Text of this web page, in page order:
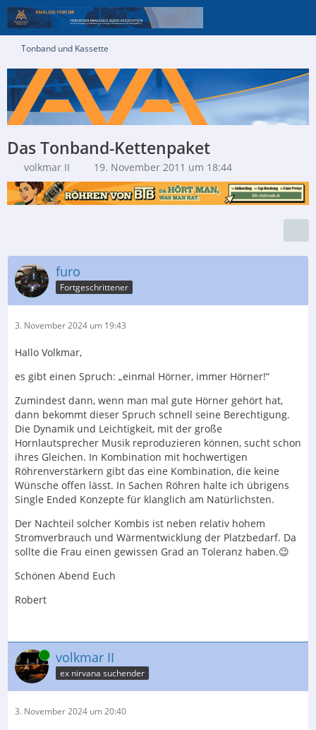
Tonband und Kassette
Das Tonband-Kettenpaket
volkmar II 19. November 2011 um 18:44
furo
Fortgeschrittener
3. November 2024 um 19:43
Hallo Volkmar,
es gibt einen Spruch: „einmal Hörner, immer Hörner!“
Zumindest dann, wenn man mal gute Hörner gehört hat,
dann bekommt dieser Spruch schnell seine Berechtigung.
Die Dynamik und Leichtigkeit, mit der große
Hornlautsprecher Musik reproduzieren können, sucht schon
ihres Gleichen. In Kombination mit hochwertigen
Röhrenverstärkern gibt das eine Kombination, die keine
Wünsche offen lässt. In Sachen Röhren halte ich übrigens
Single Ended Konzepte für klanglich am Natürlichsten.
Der Nachteil solcher Kombis ist neben relativ hohem
Stromverbrauch und Wärmentwicklung der Platzbedarf. Da
sollte die Frau einen gewissen Grad an Toleranz haben.😉
Schönen Abend Euch
Robert
Online volkmar II
ex nirvana suchender
3. November 2024 um 20:40